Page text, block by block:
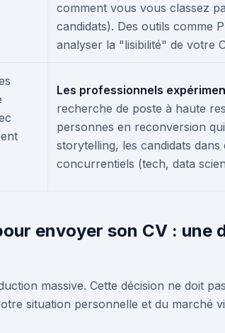
comment vous vous classez
candidats). Des outils comme
analyser la "lisibilité" de votre
Les professionnels
recherche de poste à haute
personnes en reconversion
storytelling, les candidats
concurrentiels (tech, data
envoyer son CV : une
massive. Cette décision ne doit
situation personnelle et du marché